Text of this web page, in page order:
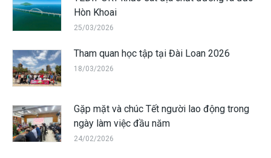
Hòn Khoai
25/03/2026
Tham quan học tập tại Đài Loan 2026
18/03/2026
Gặp mặt và chúc Tết người lao động trong
ngày làm việc đầu năm
24/02/2026